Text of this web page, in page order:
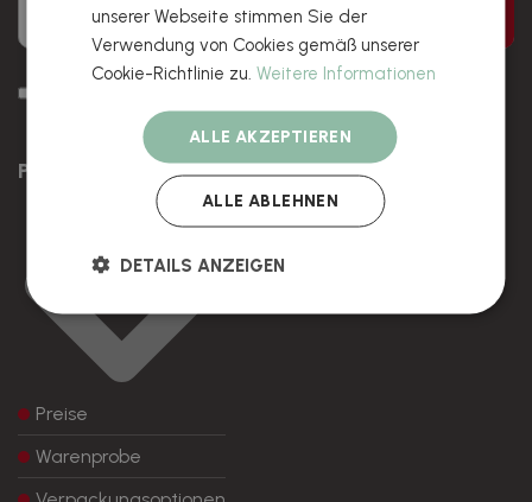
Neuigkeiten per E-Mail zu erhalten.
PRODUKTE
Preise
Warenprobe
unserer Webseite stimmen Sie der
Verwendung von Cookies gemäß unserer
Cookie-Richtlinie zu.Weitere Informationen
ALLE AKZEPTIEREN
ALLE ABLEHNEN
DETAILS ANZEIGEN